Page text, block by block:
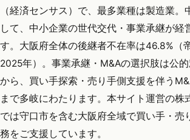
（経済センサス）で、最多業種は製造業。
して、中小企業の世代交代・事業承継が経
す。大阪府全体の後継者不在率は46.8%（
2025年）。事業承継・M&Aの選択肢は公
から、買い手探索・売り手側支援を伴う
まで多岐にわたります。本サイト運営の株
では守口市を含む大阪府全域で買い手・売
務をご支援しています。